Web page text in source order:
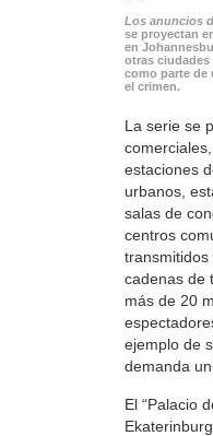
Los anuncios
se proyectan
en
otras ciudades
como parte de
el crimen.
La serie se
estaciones
urbanos,
salas de
centros
cadenas de
más de 20
ejemplo de
demanda
El “Palacio